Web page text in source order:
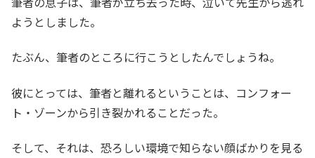
ようとしました。
たぶん、筆者のところに行こうとしたんでしょうね。
彼にとっては、筆者と離れるということは、コンフォー
ト・ゾーンから引き裂かれることだった。
そして、それは、恐ろしい環境で知らない顔ばかりを見る